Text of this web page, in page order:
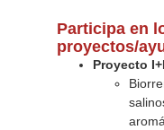
Participa en
proyectos/
Proyecto